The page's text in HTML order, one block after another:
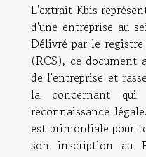
L'extrait Kbis
d'une entreprise au
Délivré par le
(RCS), ce document
de l'entreprise et
la concernant qui
reconnaissance
est primordiale pour
son inscription au